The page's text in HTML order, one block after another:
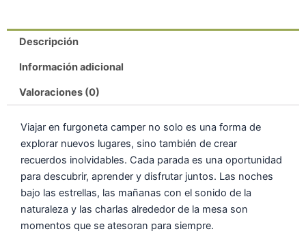
Descripción
Información adicional
Valoraciones (0)
Viajar en furgoneta camper no solo es una forma de
explorar nuevos lugares, sino también de crear
recuerdos inolvidables. Cada parada es una oportunidad
para descubrir, aprender y disfrutar juntos. Las noches
bajo las estrellas, las mañanas con el sonido de la
naturaleza y las charlas alrededor de la mesa son
momentos que se atesoran para siempre.